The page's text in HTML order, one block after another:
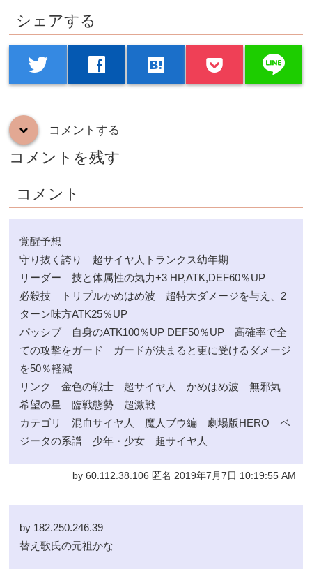
シェアする
twitter facebook hatenabookmark line
down コメントする
コメントを残す
コメント
覚醒予想
守り抜く誇り 超サイヤ人トランクス幼年期
リーダー 技と体属性の気力+3 HP,ATK,DEF60％UP
必殺技 トリプルかめはめ波 超特大ダメージを与え、2
ターン味方ATK25％UP
パッシブ 自身のATK100％UP DEF50％UP 高確率で全
ての攻撃をガード ガードが決まると更に受けるダメージ
を50％軽減
リンク 金色の戦士 超サイヤ人 かめはめ波 無邪気
希望の星 臨戦態勢 超激戦
カテゴリ 混血サイヤ人 魔人ブウ編 劇場版HERO ベ
ジータの系譜 少年・少女 超サイヤ人
by 60.112.38.106 匿名 2019年7月7日 10:19:55 AM
by 182.250.246.39
替え歌氏の元祖かな